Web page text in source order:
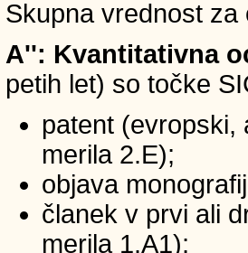
Skupna vrednost za
A'': Kvantitativna
petih let) so točke
patent (evropski,
merila 2.E);
objava
članek v prvi ali
merila 1.A1);